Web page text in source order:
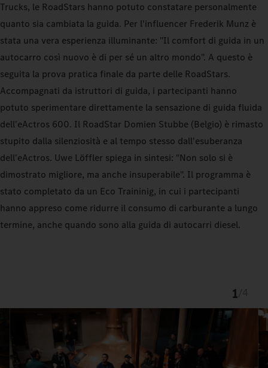
Trucks, le RoadStars hanno potuto constatare personalmente
quanto sia cambiata la guida. Per l'influencer Frederik Munz è
stata una vera esperienza illuminante: "Il comfort di guida in un
autocarro così nuovo è di per sé un altro mondo". A questo è
seguita la prova pratica finale da parte delle RoadStars.
Accompagnati da istruttori di guida, i partecipanti hanno
potuto sperimentare direttamente la sensazione di guida fluida
dell'eActros 600. Il RoadStar Domien Stubbe (Belgio) è rimasto
stupito dalla silenziosità e al tempo stesso dall'esuberanza
dell'eActros. Uwe Löffler spiega in sintesi: "Non solo si è
dimostrato migliore, ma anche insuperabile". Il programma è
stato completato da un Eco Traininig, in cui i partecipanti
hanno appreso come ridurre il consumo di carburante a lungo
termine, anche quando sono alla guida di autocarri diesel.
1